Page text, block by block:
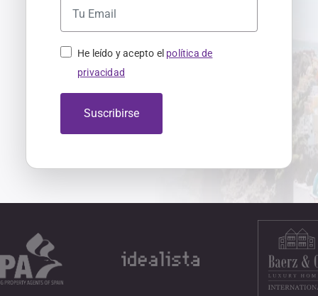
He leído y acepto el política de
privacidad
Suscribirse